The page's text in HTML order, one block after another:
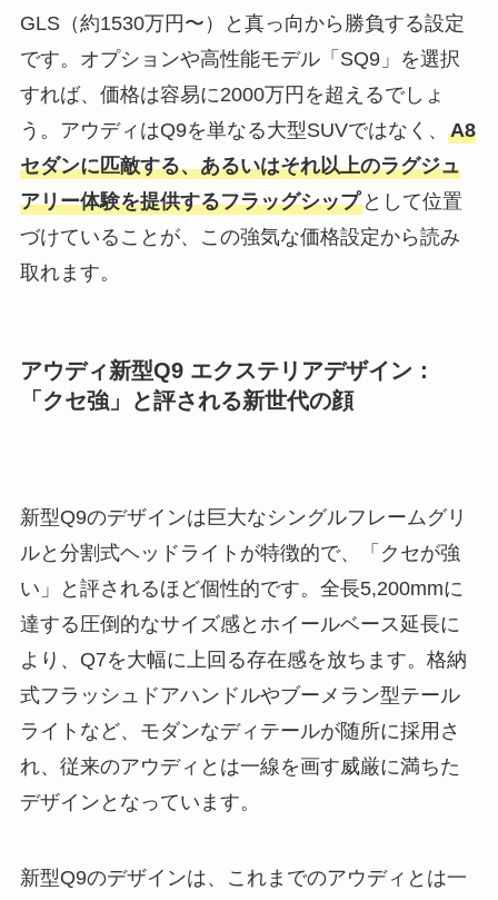
GLS（約1530万円〜）と真っ向から勝負する設定
です。オプションや高性能モデル「SQ9」を選択
すれば、価格は容易に2000万円を超えるでしょ
う。アウディはQ9を単なる大型SUVではなく、 A8
セダンに匹敵する、あるいはそれ以上のラグジュ
アリー体験を提供するフラッグシップとして位置
づけていることが、この強気な価格設定から読み
取れます。
アウディ新型Q9 エクステリアデザイン：
「クセ強」と評される新世代の顔
新型Q9のデザインは巨大なシングルフレームグリ
ルと分割式ヘッドライトが特徴的で、「クセが強
い」と評されるほど個性的です。全長5,200mmに
達する圧倒的なサイズ感とホイールベース延長に
より、Q7を大幅に上回る存在感を放ちます。格納
式フラッシュドアハンドルやブーメラン型テール
ライトなど、モダンなディテールが随所に採用さ
れ、従来のアウディとは一線を画す威厳に満ちた
デザインとなっています。
新型Q9のデザインは、これまでのアウディとは一